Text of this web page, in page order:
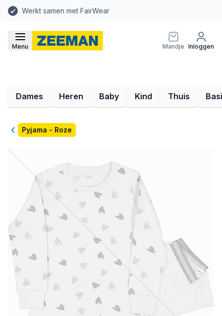
Werkt samen met FairWear
Menu Mandje Inloggen
Dames Heren Baby Kind Thuis
TerugPyjama - Roze